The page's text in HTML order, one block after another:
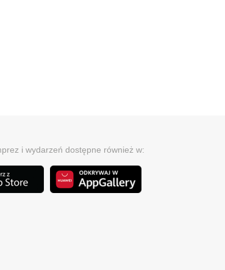
i wydarzeń dostępne również w: